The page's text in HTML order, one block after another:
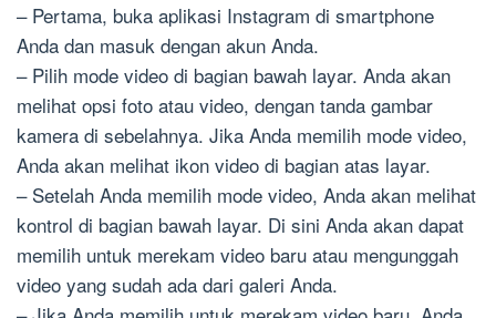
– Pertama, buka aplikasi Instagram di smartphone
Anda dan masuk dengan akun Anda.
– Pilih mode video di bagian bawah layar. Anda akan
melihat opsi foto atau video, dengan tanda gambar
kamera di sebelahnya. Jika Anda memilih mode video,
Anda akan melihat ikon video di bagian atas layar.
– Setelah Anda memilih mode video, Anda akan melihat
kontrol di bagian bawah layar. Di sini Anda akan dapat
memilih untuk merekam video baru atau mengunggah
video yang sudah ada dari galeri Anda.